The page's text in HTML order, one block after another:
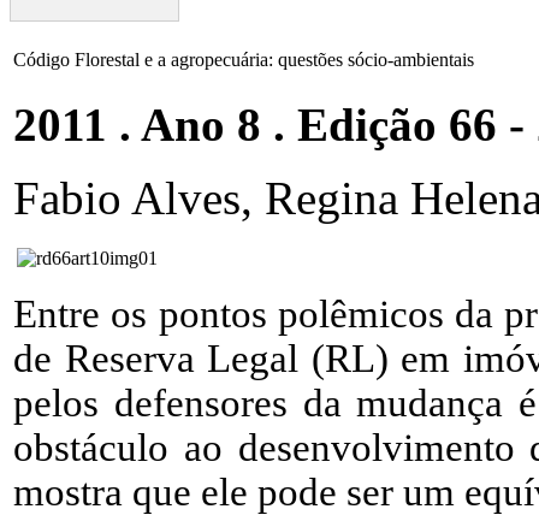
Código Florestal e a agropecuária: questões sócio-ambientais
2011 . Ano 8 . Edição 66 -
Fabio Alves, Regina
Entre os pontos polêmicos da
de Reserva Legal (RL) em
pelos defensores da mudança
obstáculo ao
mostra que ele pode ser um